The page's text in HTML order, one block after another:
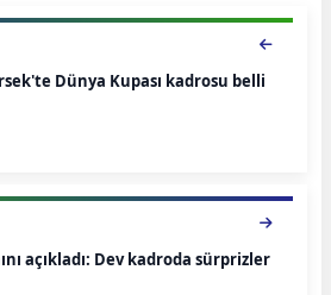
Dünya Kupası kadrosu belli
açıkladı: Dev kadroda sürprizler